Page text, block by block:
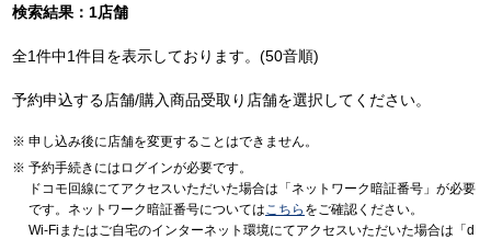
検索結果：1店舗
全1件中1件目を表示しております。(50音順)
予約申込する店舗/購入商品受取り店舗を選択してください。
申し込み後に店舗を変更することはできません。
予約手続きにはログインが必要です。
ドコモ回線にてアクセスいただいた場合は「ネットワーク暗証番号」が必要
です。ネットワーク暗証番号についてはこちら をご確認ください。
Wi-Fiまたはご自宅のインターネット環境にてアクセスいただいた場合は「d